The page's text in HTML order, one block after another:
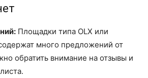
Площадки типа OLX или
много предложений от
обратить внимание на отзывы и